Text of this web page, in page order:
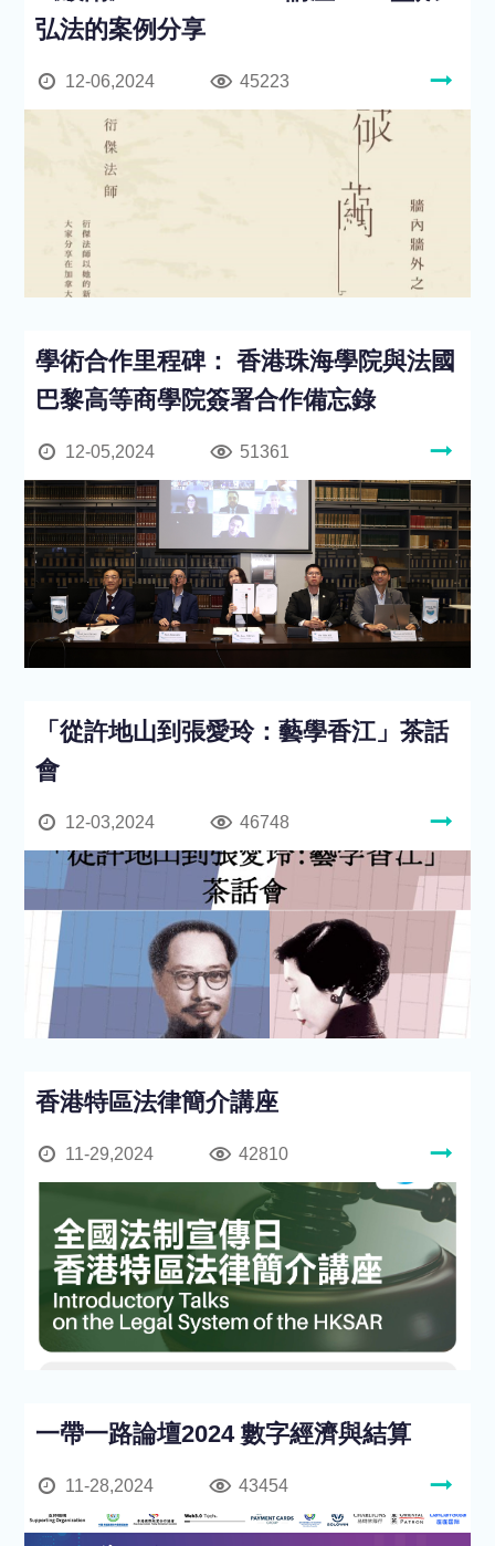
弘法的案例分享
12-06,2024 45223
學術合作里程碑： 香港珠海學院與法國
巴黎高等商學院簽署合作備忘錄
12-05,2024 51361
「從許地山到張愛玲：藝學香江」茶話
會
12-03,2024 46748
香港特區法律簡介講座
11-29,2024 42810
一帶一路論壇2024 數字經濟與結算
11-28,2024 43454